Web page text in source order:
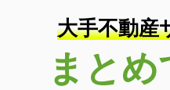
大手不動産
まとめ